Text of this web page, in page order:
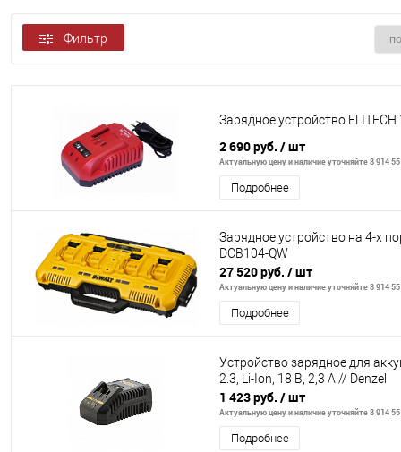
Фильтр
Зарядное устройство
2 690 руб. / шт
Актуальную цену и наличие уточняйте 8 914
Подробнее
Зарядное устройство на 4-х
DCB104-QW
27 520 руб. / шт
Актуальную цену и наличие уточняйте 8 914
Подробнее
Устройство зарядное для
2.3, Li-Ion, 18 В, 2,3 А // Denzel
1 423 руб. / шт
Актуальную цену и наличие уточняйте 8 914
Подробнее